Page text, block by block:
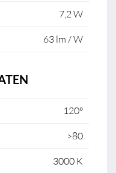
7,2 W
63 lm / W
120°
>80
3000 K